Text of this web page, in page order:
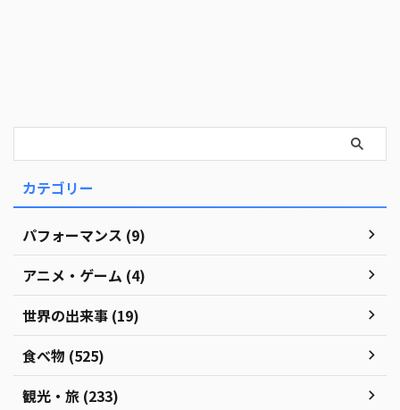
カテゴリー
パフォーマンス (9)
アニメ・ゲーム (4)
世界の出来事 (19)
食べ物 (525)
観光・旅 (233)